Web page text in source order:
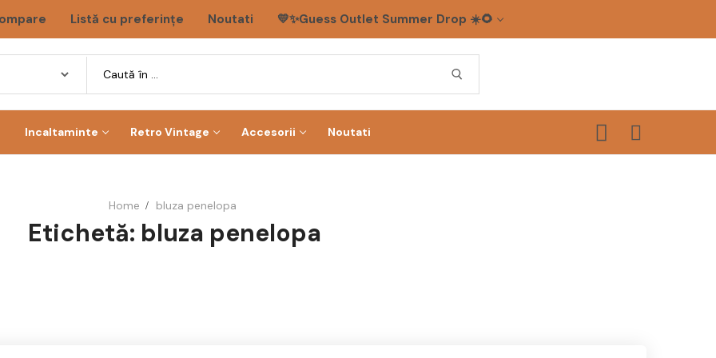
Listă cu preferințe Noutati 💛✨Guess Outlet Summer Drop ☀️🌻
Incaltaminte Retro Vintage Accesorii Noutati
Home bluza penelopa
Etichetă: bluza penelopa